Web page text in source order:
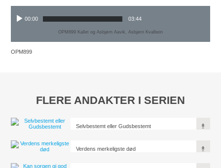
00:00 03:44
OPM899 Kallet og Asbjørn Aavik, Asbjørn Kvalbein
OPM899
FLERE ANDAKTER I SERIEN
Selvbestemt eller Gudsbestemt
Verdens merkeligste død